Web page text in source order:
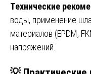
Технические
воды, применение
материалов (EPDM,
напряжений.